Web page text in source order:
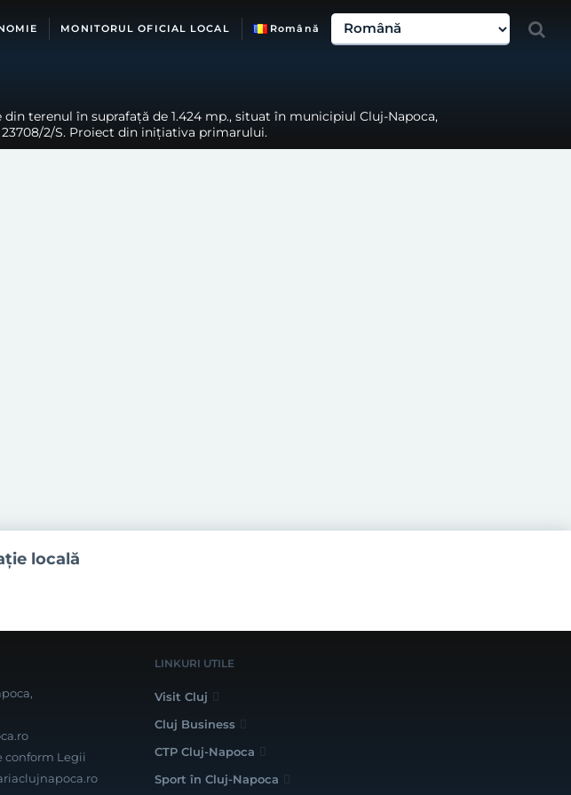
MONITORUL OFICIAL LOCAL Română
terenul în suprafață de 1.424 mp., situat în municipiul Cluj-Napoca,
23708/2/S. Proiect din inițiativa primarului.
locală
conform Legii
LINKURI UTILE
Visit Cluj
Cluj Business
CTP Cluj-Napoca
Sport în Cluj-Napoca